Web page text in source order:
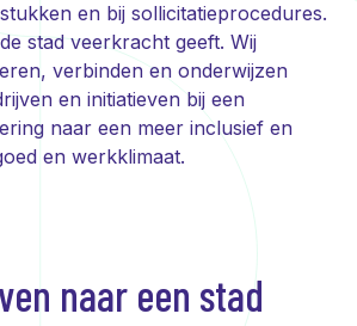
en bij sollicitatieprocedures.
stad veerkracht geeft. Wij
verbinden en onderwijzen
en initiatieven bij een
naar een meer inclusief en
en werkklimaat.
naar een stad